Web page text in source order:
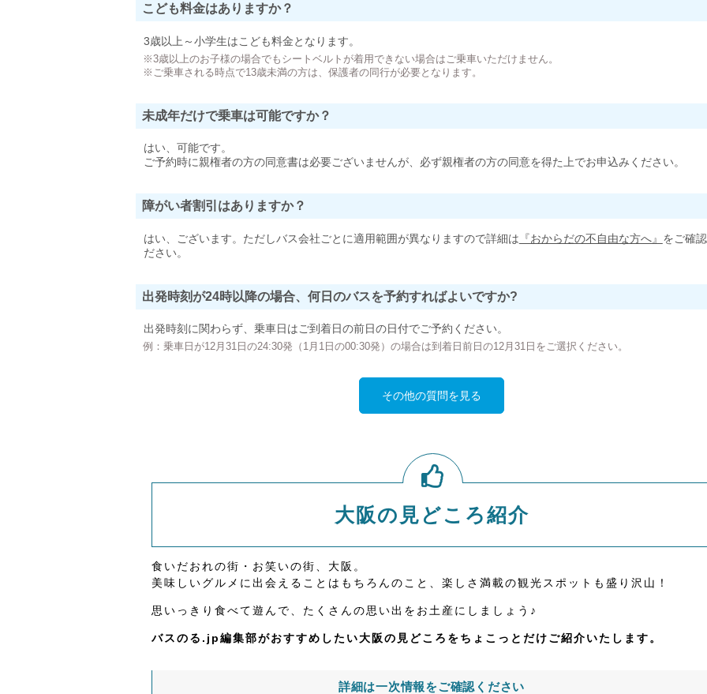
こども料金はありますか？
3歳以上～小学生はこども料金となります。
※3歳以上のお子様の場合でもシートベルトが着用できない場合はご乗車いただけません。
※ご乗車される時点で13歳未満の方は、保護者の同行が必要となります。
未成年だけで乗車は可能ですか？
はい、可能です。
ご予約時に親権者の方の同意書は必要ございませんが、必ず親権者の方の同意を得た上でお申込みください。
障がい者割引はありますか？
はい、ございます。ただしバス会社ごとに適用範囲が異なりますので詳細は 『おからだの不自由な方へ』 をご確
ださい。
出発時刻が24時以降の場合、何日のバスを予約すればよいですか?
出発時刻に関わらず、乗車日はご到着日の前日の日付でご予約ください。
例：乗車日が12月31日の24:30発（1月1日の00:30発）の場合は到着日前日の12月31日をご選択ください。
その他の質問を見る
大阪の見どころ紹介
食いだおれの街・お笑いの街、大阪。
美味しいグルメに出会えることはもちろんのこと、楽しさ満載の観光スポットも盛り沢山！
思いっきり食べて遊んで、たくさんの思い出をお土産にしましょう♪
バスのる.jp編集部がおすすめしたい大阪の見どころをちょこっとだけご紹介いたします。
詳細は一次情報をご確認ください